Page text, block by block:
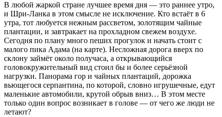
В любой жаркой стране лучшее время дня — это раннее утро,
и Шри-Ланка в этом смысле не исключение. Кто встаёт в 6
утра, тот любуется нежным рассветом, золотящим чайные
плантации, и завтракает на прохладном свежем воздухе.
Сегодня по плану много пеших прогулок и начать стоит с
малого пика Адама (на карте). Несложная дорога вверх по
склону займёт около получаса, а открывающийся
головокружительный вид стоил бы и более серьёзной
нагрузки. Панорама гор и чайных плантаций, дорожка
вьющегося серпантина, по которой, словно игрушечные, едут
маленькие автомобили, крутой обрыв вниз… В этом месте
только один вопрос возникает в голове — от чего же люди не
летают?